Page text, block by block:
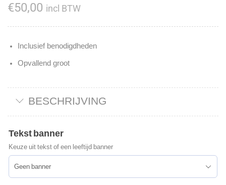
€50,00 incl BTW
Inclusief benodigdheden
Opvallend groot
BESCHRIJVING
Tekst banner
Keuze uit tekst of een leeftijd banner